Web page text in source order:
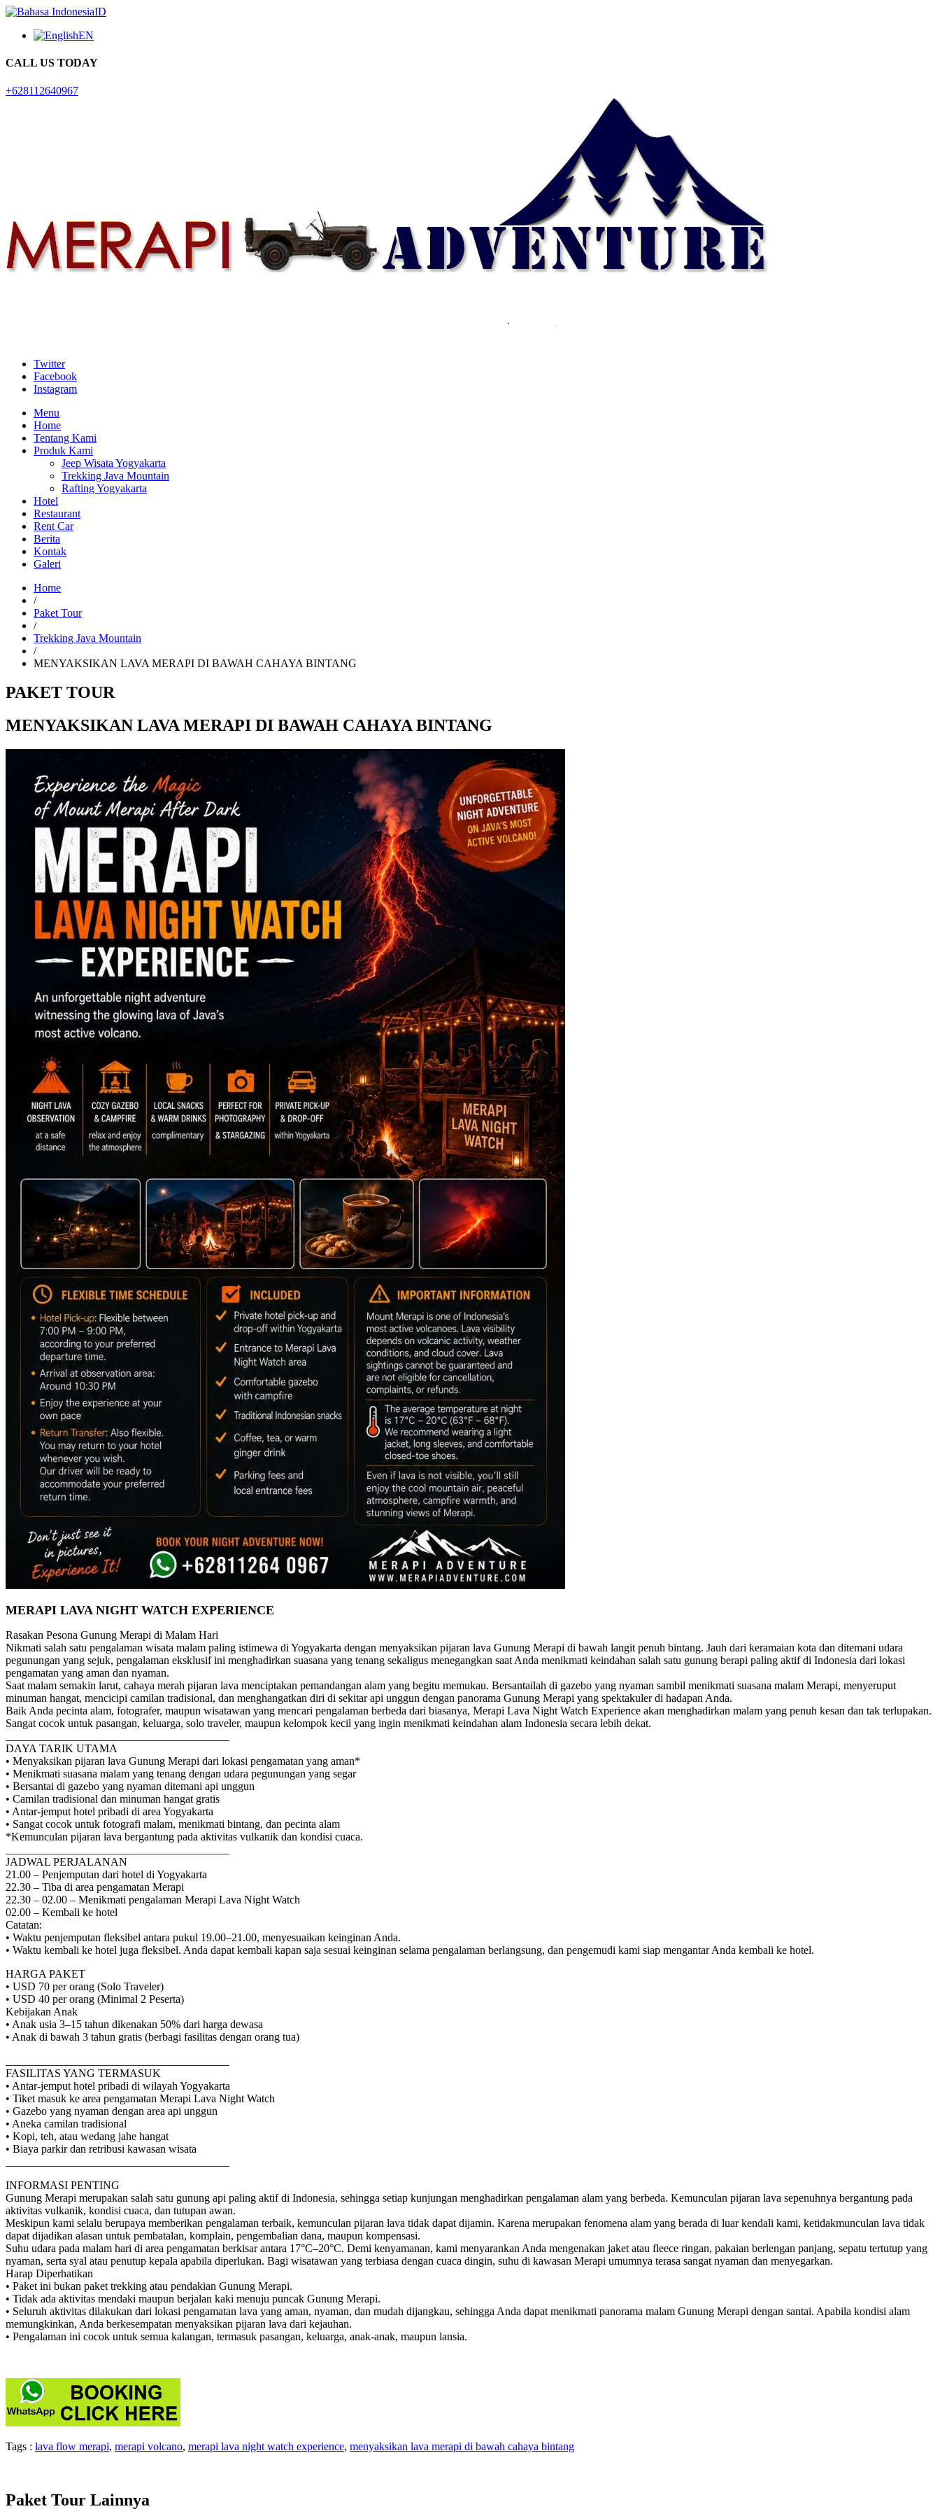
ID
EN
CALL US TODAY
+628112640967
Twitter
Facebook
Instagram
Menu
Home
Tentang Kami
Produk Kami
Jeep Wisata Yogyakarta
Trekking Java Mountain
Rafting Yogyakarta
Hotel
Restaurant
Rent Car
Berita
Kontak
Galeri
Home
/
Paket Tour
/
Trekking Java Mountain
/
MENYAKSIKAN LAVA MERAPI DI BAWAH CAHAYA BINTANG
PAKET TOUR
MENYAKSIKAN LAVA MERAPI DI BAWAH CAHAYA BINTANG
MERAPI LAVA NIGHT WATCH EXPERIENCE
Rasakan Pesona Gunung Merapi di Malam Hari
Nikmati salah satu pengalaman wisata malam paling istimewa di Yogyakarta dengan menyaksikan pijaran lava Gunung Merapi di bawah langit penuh bintang. Jauh dari keramaian kota dan ditemani udara
pegunungan yang sejuk, pengalaman eksklusif ini menghadirkan suasana yang tenang sekaligus menegangkan saat Anda menikmati keindahan salah satu gunung berapi paling aktif di Indonesia dari lokasi
pengamatan yang aman dan nyaman.
Saat malam semakin larut, cahaya merah pijaran lava menciptakan pemandangan alam yang begitu memukau. Bersantailah di gazebo yang nyaman sambil menikmati suasana malam Merapi, menyeruput
minuman hangat, mencicipi camilan tradisional, dan menghangatkan diri di sekitar api unggun dengan panorama Gunung Merapi yang spektakuler di hadapan Anda.
Baik Anda pecinta alam, fotografer, maupun wisatawan yang mencari pengalaman berbeda dari biasanya, Merapi Lava Night Watch Experience akan menghadirkan malam yang penuh kesan dan tak terlupakan.
Sangat cocok untuk pasangan, keluarga, solo traveler, maupun kelompok kecil yang ingin menikmati keindahan alam Indonesia secara lebih dekat.
DAYA TARIK UTAMA
• Menyaksikan pijaran lava Gunung Merapi dari lokasi pengamatan yang aman*
• Menikmati suasana malam yang tenang dengan udara pegunungan yang segar
• Bersantai di gazebo yang nyaman ditemani api unggun
• Camilan tradisional dan minuman hangat gratis
• Antar-jemput hotel pribadi di area Yogyakarta
• Sangat cocok untuk fotografi malam, menikmati bintang, dan pecinta alam
*Kemunculan pijaran lava bergantung pada aktivitas vulkanik dan kondisi cuaca.
JADWAL PERJALANAN
21.00 – Penjemputan dari hotel di Yogyakarta
22.30 – Tiba di area pengamatan Merapi
22.30 – 02.00 – Menikmati pengalaman Merapi Lava Night Watch
02.00 – Kembali ke hotel
Catatan:
• Waktu penjemputan fleksibel antara pukul 19.00–21.00, menyesuaikan keinginan Anda.
• Waktu kembali ke hotel juga fleksibel. Anda dapat kembali kapan saja sesuai keinginan selama pengalaman berlangsung, dan pengemudi kami siap mengantar Anda kembali ke hotel.
HARGA PAKET
• USD 70 per orang (Solo Traveler)
• USD 40 per orang (Minimal 2 Peserta)
Kebijakan Anak
• Anak usia 3–15 tahun dikenakan 50% dari harga dewasa
• Anak di bawah 3 tahun gratis (berbagi fasilitas dengan orang tua)
FASILITAS YANG TERMASUK
• Antar-jemput hotel pribadi di wilayah Yogyakarta
• Tiket masuk ke area pengamatan Merapi Lava Night Watch
• Gazebo yang nyaman dengan area api unggun
• Aneka camilan tradisional
• Kopi, teh, atau wedang jahe hangat
• Biaya parkir dan retribusi kawasan wisata
INFORMASI PENTING
Gunung Merapi merupakan salah satu gunung api paling aktif di Indonesia, sehingga setiap kunjungan menghadirkan pengalaman alam yang berbeda. Kemunculan pijaran lava sepenuhnya bergantung pada
aktivitas vulkanik, kondisi cuaca, dan tutupan awan.
Meskipun kami selalu berupaya memberikan pengalaman terbaik, kemunculan pijaran lava tidak dapat dijamin. Karena merupakan fenomena alam yang berada di luar kendali kami, ketidakmunculan lava tidak
dapat dijadikan alasan untuk pembatalan, komplain, pengembalian dana, maupun kompensasi.
Suhu udara pada malam hari di area pengamatan berkisar antara 17°C–20°C. Demi kenyamanan, kami menyarankan Anda mengenakan jaket atau fleece ringan, pakaian berlengan panjang, sepatu tertutup yang
nyaman, serta syal atau penutup kepala apabila diperlukan. Bagi wisatawan yang terbiasa dengan cuaca dingin, suhu di kawasan Merapi umumnya terasa sangat nyaman dan menyegarkan.
Harap Diperhatikan
• Paket ini bukan paket trekking atau pendakian Gunung Merapi.
• Tidak ada aktivitas mendaki maupun berjalan kaki menuju puncak Gunung Merapi.
• Seluruh aktivitas dilakukan dari lokasi pengamatan lava yang aman, nyaman, dan mudah dijangkau, sehingga Anda dapat menikmati panorama malam Gunung Merapi dengan santai. Apabila kondisi alam
memungkinkan, Anda berkesempatan menyaksikan pijaran lava dari kejauhan.
• Pengalaman ini cocok untuk semua kalangan, termasuk pasangan, keluarga, anak-anak, maupun lansia.
Tags : lava flow merapi, merapi volcano, merapi lava night watch experience, menyaksikan lava merapi di bawah cahaya bintang
Paket Tour Lainnya